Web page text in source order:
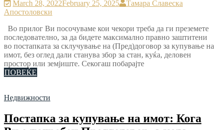
March 28, 2022February 25, 2025
Тамара Славеска
Апостоловски
Во прилог Ви посочуваме кои чекори треба да ги преземете
последователно, за да бидете максимално правно заштитени
во постапката за склучување на (Пред)договор за купување на
имот, без оглед дали станува збор за стан, куќа, деловен
простор или земјиште. Секогаш побарајте
ПОВЕЌЕ
Недвижности
Постапка за купување на имот: Кога